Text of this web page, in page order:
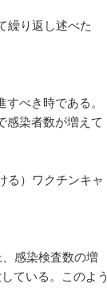
繰り返し述べた
べき時である。
感染者数が増えて
る）ワクチンキャ
感染検査数の増
ている。このよう